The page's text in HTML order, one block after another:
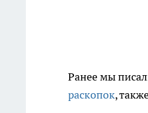
Ранее мы
раскопок,